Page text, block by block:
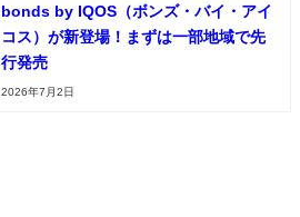
bonds by IQOS（ボンズ・バイ・アイ
コス）が新登場！まずは一部地域で先
行発売
2026年7月2日